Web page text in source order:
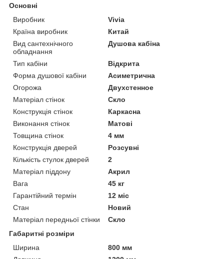
Основні
Виробник
Vivia
Країна виробник
Китай
Вид сантехнічного
обладнання
Душова кабіна
Тип кабіни
Відкрита
Форма душової кабіни
Асиметрична
Огорожа
Двухстенное
Матеріал стінок
Скло
Конструкція стінок
Каркасна
Виконання стінок
Матові
Товщина стінок
4 мм
Конструкція дверей
Розсувні
Кількість стулок дверей
2
Матеріал піддону
Акрил
Вага
45 кг
Гарантійний термін
12 міс
Стан
Новий
Матеріал передньої стінки
Скло
Габаритні розміри
Ширина
800 мм